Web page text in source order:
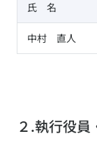
氏 名
中村 直人
２.執行役員